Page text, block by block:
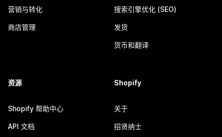
营销与转化
商店管理
搜索引擎优化 (SEO)
发货
货币和翻译
资源
Shopify 帮助中心
API 文档
Shopify
关于
招贤纳士